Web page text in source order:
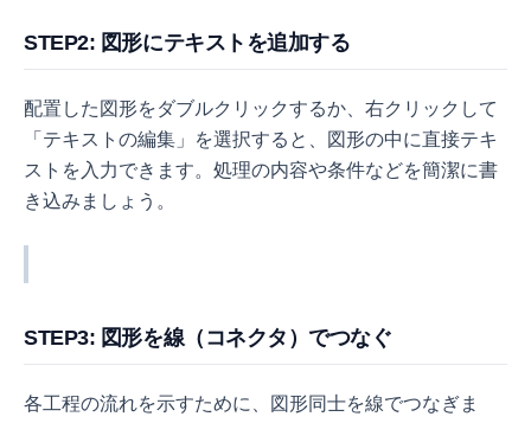
STEP2: 図形にテキストを追加する
配置した図形をダブルクリックするか、右クリックして
「テキストの編集」を選択すると、図形の中に直接テキ
ストを入力できます。処理の内容や条件などを簡潔に書
き込みましょう。
STEP3: 図形を線（コネクタ）でつなぐ
各工程の流れを示すために、図形同士を線でつなぎま